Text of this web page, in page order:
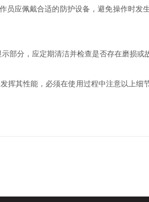
应佩戴合适的防护设备，避免操作时发
分，应定期清洁并检查是否存在磨损或
其性能，必须在使用过程中注意以上细